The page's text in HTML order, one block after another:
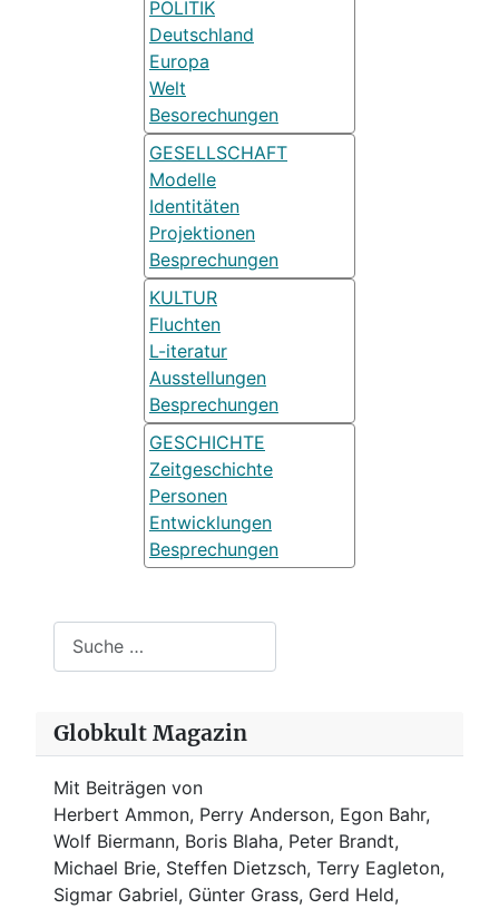
POLITIK
Deutschland
Europa
Welt
Besorechungen
GESELLSCHAFT
Modelle
Identitäten
Projektionen
Besprechungen
KULTUR
Fluchten
L-iteratur
Ausstellungen
Besprechungen
GESCHICHTE
Zeitgeschichte
Personen
Entwicklungen
Besprechungen
Globkult Magazin
Mit Beiträgen von
Herbert Ammon, Perry Anderson, Egon Bahr,
Wolf Biermann, Boris Blaha, Peter Brandt,
Michael Brie, Steffen Dietzsch, Terry Eagleton,
Sigmar Gabriel, Günter Grass, Gerd Held,